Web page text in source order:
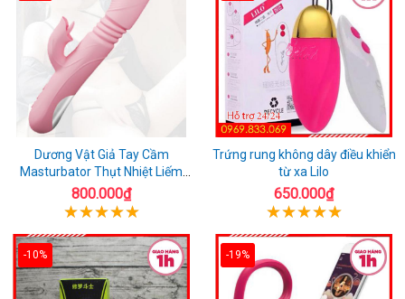
Dương Vật Giả Tay Cầm
Masturbator Thụt Nhiệt Liếm
Rung
800.000₫
Trứng rung không dây điều khiển
từ xa Lilo
650.000₫
-10% -19%